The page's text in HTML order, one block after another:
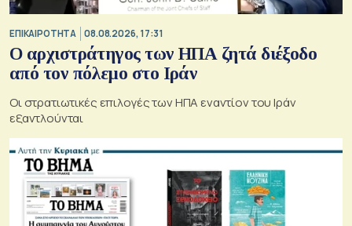
ΕΠΙΚΑΙΡΟΤΗΤΑ 08.08.2026, 17:31
Ο αρχιστράτηγος των ΗΠΑ ζητά διέξοδο
από τον πόλεμο στο Ιράν
Οι στρατιωτικές επιλογές των ΗΠΑ εναντίον του Ιράν
εξαντλούνται